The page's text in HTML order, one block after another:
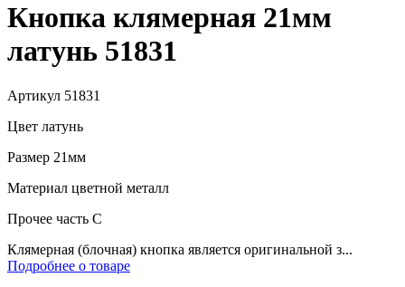
Кнопка клямерная 21мм
латунь 51831
Артикул 51831
Цвет латунь
Размер 21мм
Материал цветной металл
Прочее часть С
Клямерная (блочная) кнопка является оригинальной з...
Подробнее о товаре